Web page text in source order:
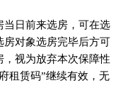
当日前来选房，可在选
房对象选房完毕后方可
视为放弃本次保障性
租赁码”继续有效，无